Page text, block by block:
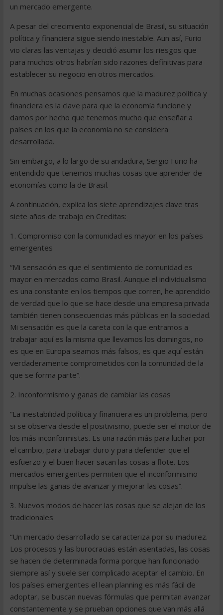
un mercado emergente.
A pesar del crecimiento exponencial de Brasil, su situación
política y financiera sigue siendo inestable. Aun así, Furio
vio claras las ventajas y decidió asumir los riesgos que
para muchos otros habrían sido razones definitivas para
establecer su negocio en otros mercados.
En muchas ocasiones pensamos que la madurez política y
financiera es la clave para que la economía funcione y
damos por hecho que tenemos mucho que enseñar a
países en los que la economía no se considera
desarrollada.
Sin embargo, a lo largo de su andadura, Sergio Furio ha
entendido que tenemos muchas cosas que aprender de
economías como la de Brasil.
A continuación, explica los siete aprendizajes clave tras
siete años de trabajo en Creditas:
1. Compromiso con la comunidad es mayor en los países
emergentes
“Mi sensación es que el sentimiento de comunidad es
mayor en mercados como Brasil. Aunque el individualismo
es una constante en los tiempos que corren, he aprendido
de verdad que lo que se hace desde una empresa privada
también tienen consecuencias más públicas en la sociedad.
Mi sensación es que la careta con la que entramos a
trabajar aquí es la misma que llevamos los domingos, no
es que en Europa seamos más falsos, es que aquí están
verdaderamente comprometidos con la comunidad de la
que se forma parte”.
2. Inconformismo y ganas de cambiar las cosas
“La inestabilidad política y financiera es un problema, pero
si se observa desde el positivismo, puede ser el motor de
los más inconformistas. Es una razón más para luchar por
el cambio, para trabajar duro y para defender que el
esfuerzo y el buen hacer sacan las cosas a flote. Los
mercados emergentes permiten que el inconformismo
impulse las ganas de avanzar y mejorar las cosas”.
3. Nuevos modos de hacer las cosas que se alejan de los
tradicionales
“Un mercado desarrollado se caracteriza por su madurez.
Los procesos y las burocracias están asentadas, las cosas
se hacen de determinada forma porque han funcionado
siempre así y suele ser complicado aceptar el cambio. En
los países emergentes el lean planning es más fácil de
adoptar, se buscan nuevas fórmulas que permitan avanzar
constantemente y se prueban opciones que van más allá